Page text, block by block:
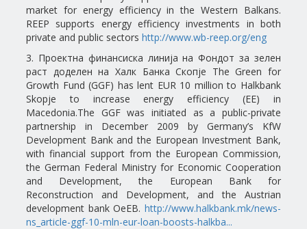
market for energy efficiency in the Western Balkans.
REEP supports energy efficiency investments in both
private and public sectors http://www.wb-reep.org/eng
3. Проектна финансиска линија на Фондот за зелен
раст доделен на Халк Банка Скопје The Green for
Growth Fund (GGF) has lent EUR 10 million to Halkbank
Skopje to increase energy efficiency (EE) in
Macedonia.The GGF was initiated as a public-private
partnership in December 2009 by Germany’s KfW
Development Bank and the European Investment Bank,
with financial support from the European Commission,
the German Federal Ministry for Economic Cooperation
and Development, the European Bank for
Reconstruction and Development, and the Austrian
development bank OeEB. http://www.halkbank.mk/news-
ns_article-ggf-10-mln-eur-loan-boosts-halkba...